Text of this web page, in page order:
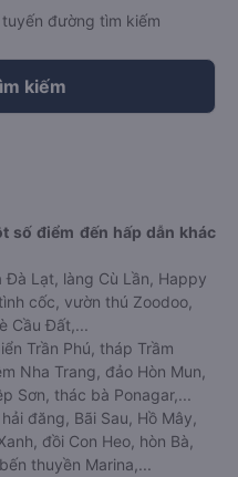
đường tìm kiếm
kiếm
số điểm đến hấp dẫn khác
Đà Lạt, làng Cù Lần, Happy
cốc, vườn thú Zoodoo,
Cầu Đất,...
Trần Phú, tháp Trầm
Nha Trang, đảo Hòn Mun,
Sơn, thác bà Ponagar,...
đăng, Bãi Sau, Hồ Mây,
đồi Con Heo, hòn Bà,
thuyền Marina,...